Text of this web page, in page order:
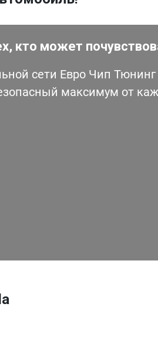
кто может
сети Евро Чип
максимум от